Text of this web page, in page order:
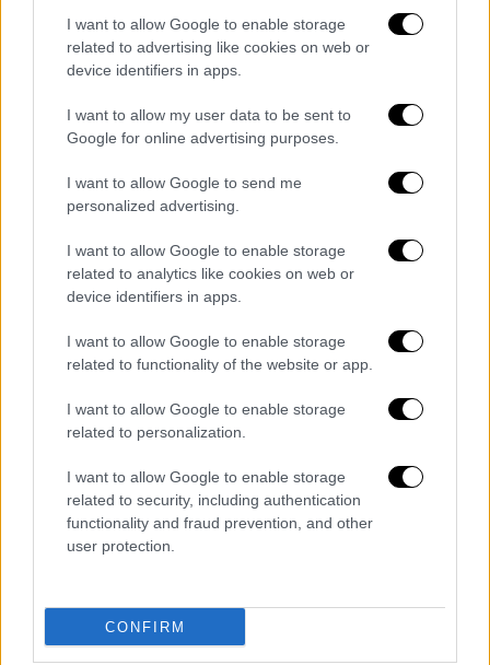
I want to allow Google to enable storage
related to advertising like cookies on web or
device identifiers in apps.
I want to allow my user data to be sent to
Google for online advertising purposes.
I want to allow Google to send me
personalized advertising.
I want to allow Google to enable storage
related to analytics like cookies on web or
device identifiers in apps.
I want to allow Google to enable storage
related to functionality of the website or app.
I want to allow Google to enable storage
related to personalization.
I want to allow Google to enable storage
related to security, including authentication
functionality and fraud prevention, and other
user protection.
CONFIRM
Ποιοι είναι οι έξι ευρωβουλευτές που
έχασαν την έδρα τους στην Ευρωβουλή
Έξι Έλληνες ευρωβουλευτές δεν κατάφεραν
να ανανεώσουν τη θητεία τους
Πολιτική|18.04.2024 18:20
Ο Αλέξης Γεωργούλης δηλώνει βέβαιος
σεξουαλικής παρενόχλησης και
κακοποίησης